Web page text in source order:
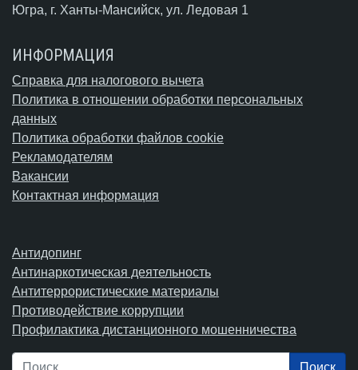
Югра, г. Ханты-Мансийск, ул. Ледовая 1
ИНФОРМАЦИЯ
Справка для налогового вычета
Политика в отношении обработки персональных
данных
Политика обработки файлов cookie
Рекламодателям
Вакансии
Контактная информация
Антидопинг
Антинаркотическая деятельность
Антитеррористические материалы
Противодействие коррупции
Профилактика дистанционного мошенничества
Поиск